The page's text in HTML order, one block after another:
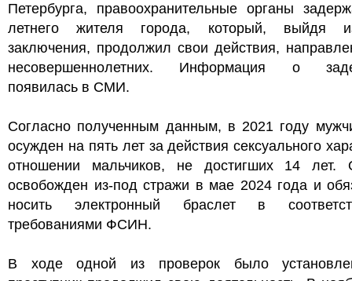
Петербурга, правоохранительные органы
летнего жителя города, который, выйдя
заключения, продолжил свои действия,
несовершеннолетних. Информация о
появилась в СМИ.
Согласно полученным данным, в 2021 году
осужден на пять лет за действия сексуального
отношении мальчиков, не достигших 14
освобожден из-под стражи в мае 2024 года и
носить электронный браслет в
требованиями ФСИН.
В ходе одной из проверок было